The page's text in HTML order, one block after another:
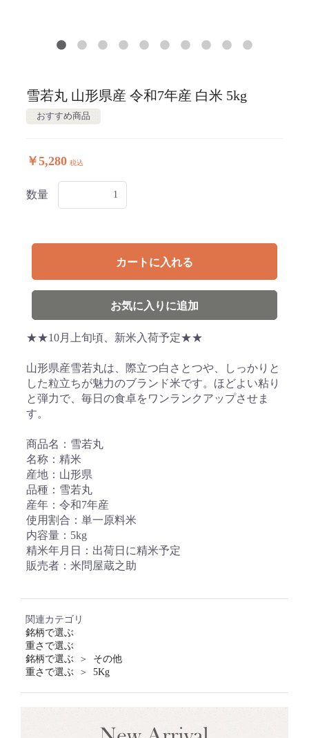
雪若丸 山形県産 令和7年産 白米 5kg
おすすめ商品
￥5,280 税込
数量
カートに入れる
お買い物を続ける カートへ進む
お気に入りに追加
★★10月上旬頃、新米入荷予定★★
山形県産雪若丸は、際立つ白さとつや、しっかりと
した粒立ちが魅力のブランド米です。ほどよい粘り
と弾力で、毎日の食卓をワンランクアップさせま
す。
商品名：雪若丸
名称：精米
産地：山形県
品種：雪若丸
産年：令和7年産
使用割合：単一原料米
内容量：5kg
精米年月日：出荷日に精米予定
販売者：米問屋蔵之助
関連カテゴリ
銘柄で選ぶ
重さで選ぶ
銘柄で選ぶ
＞
その他
重さで選ぶ
＞ 5Kg